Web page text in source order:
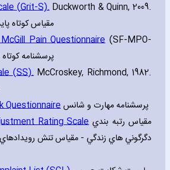
(Grit-S).Duckworth & Quinn‚ 2009.
مقیاس کوتاه
Pain Questionnaire(SF-MPO-
2) پرسشنامه
(SS).McCroskey‚ Richmond‚ 1982.
Questionnaireپرسشنامه مهارت و شانس
Rating Scaleمقياس رتبه بندي
دگرگوني هاي زندگي - مقياس تنش